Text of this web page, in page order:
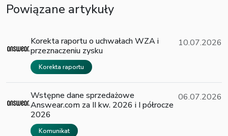
Powiązane artykuły
Korekta raportu o uchwałach WZA i
przeznaczeniu zysku
Korekta raportu
10.07.2026
Wstępne dane sprzedażowe
Answear.com za II kw. 2026 i I półrocze
2026
Komunikat
06.07.2026